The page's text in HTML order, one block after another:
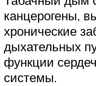
канцерогены,
хронические
дыхательных
функции
системы.